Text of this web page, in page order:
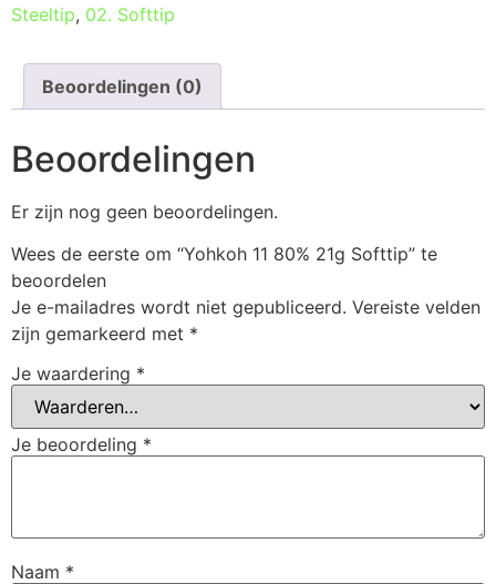
Steeltip, 02. Softtip
Beoordelingen (0)
Beoordelingen
Er zijn nog geen beoordelingen.
Wees de eerste om “Yohkoh 11 80% 21g Softtip” te
beoordelen
Je e-mailadres wordt niet gepubliceerd. Vereiste velden
zijn gemarkeerd met *
Je waardering *
Je beoordeling *
Naam *